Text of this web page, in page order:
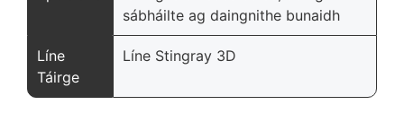
sábháilte ag daingnithe bunaidh
Líne
Táirge
Líne Stingray 3D